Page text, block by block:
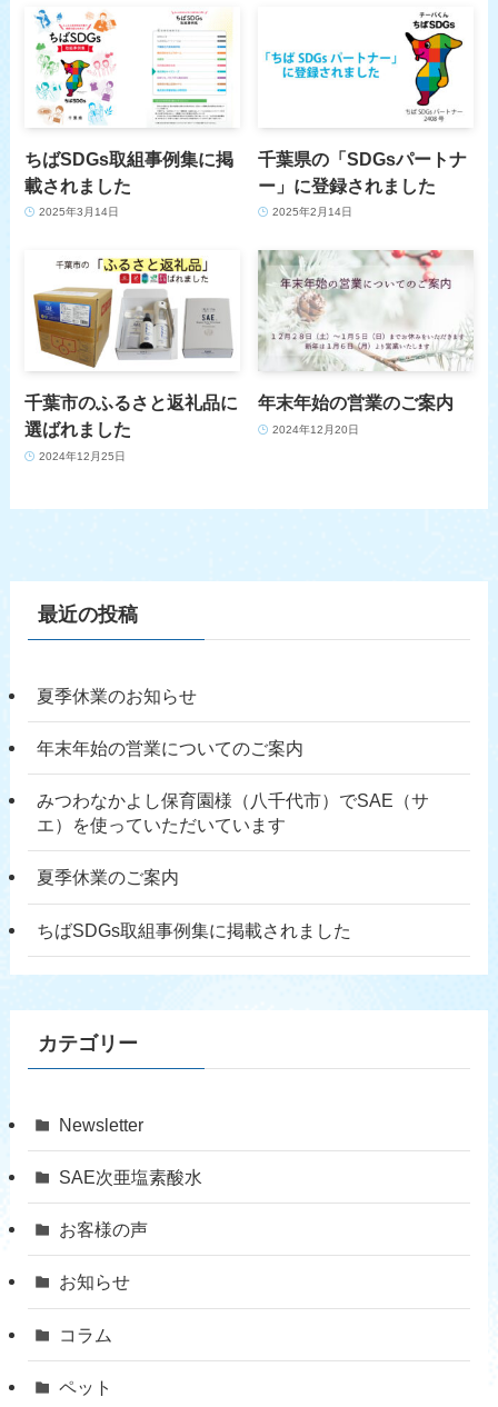
ちばSDGs取組事例集に掲
載されました
2025年3月14日
千葉県の「SDGsパートナ
ー」に登録されました
2025年2月14日
千葉市のふるさと返礼品に
選ばれました
2024年12月25日
年末年始の営業のご案内
2024年12月20日
最近の投稿
夏季休業のお知らせ
年末年始の営業についてのご案内
みつわなかよし保育園様（八千代市）でSAE（サ
エ）を使っていただいています
夏季休業のご案内
ちばSDGs取組事例集に掲載されました
カテゴリー
Newsletter
SAE次亜塩素酸水
お客様の声
お知らせ
コラム
ペット